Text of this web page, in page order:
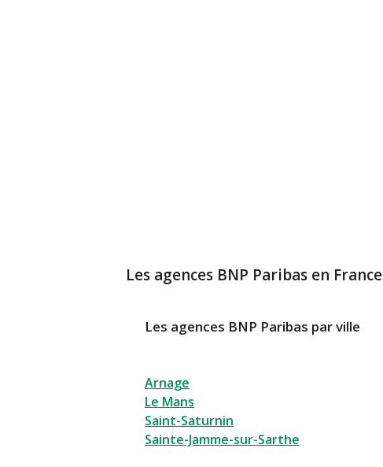
Les agences BNP Paribas en France
Les agences BNP Paribas par ville
Arnage
Le Mans
Saint-Saturnin
Sainte-Jamme-sur-Sarthe